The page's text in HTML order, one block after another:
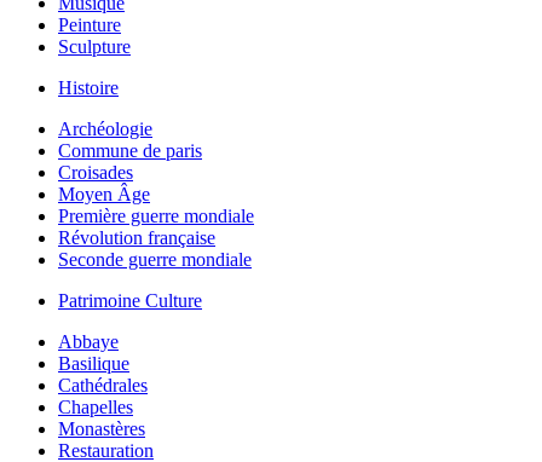
Peinture
Sculpture
Histoire
Archéologie
Commune de paris
Croisades
Moyen Âge
Première guerre mondiale
Révolution française
Seconde guerre mondiale
Patrimoine Culture
Abbaye
Basilique
Cathédrales
Chapelles
Monastères
Restauration